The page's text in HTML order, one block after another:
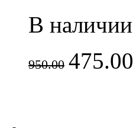
В наличии
950.00 475.00